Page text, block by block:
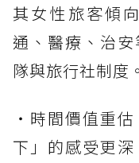
其女性旅客傾
通、醫療、治
隊與旅行社制度。
・時間價值重
下」的感受更